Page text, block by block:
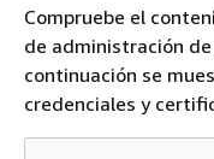
Compruebe el
de administración de
continuación se
credenciales y